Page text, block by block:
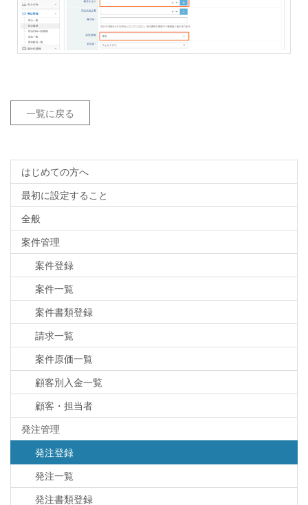
一覧に戻る
はじめての方へ
最初に設定すること
全般
案件管理
案件登録
案件一覧
案件書類登録
請求一覧
案件原価一覧
顧客別入金一覧
顧客・担当者
発注管理
発注登録
発注一覧
発注書類登録